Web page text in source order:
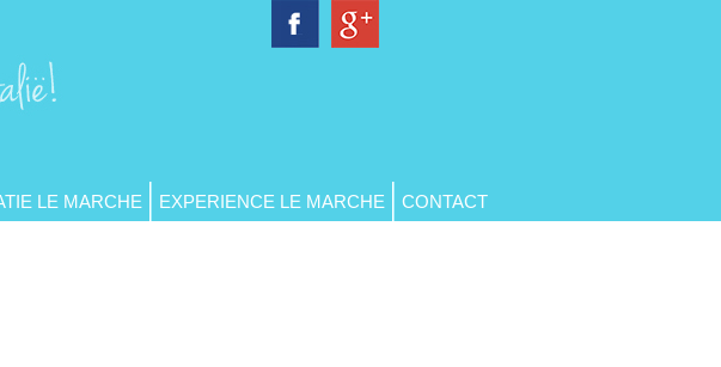
LE MARCHE EXPERIENCE LE MARCHE CONTACT